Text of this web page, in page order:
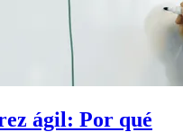
ágil: Por qué